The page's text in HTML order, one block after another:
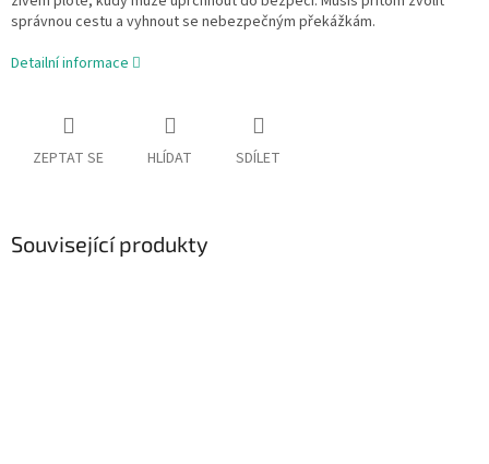
správnou cestu a vyhnout se nebezpečným překážkám.
Detailní informace
ZEPTAT SE HLÍDAT SDÍLET
Související produkty